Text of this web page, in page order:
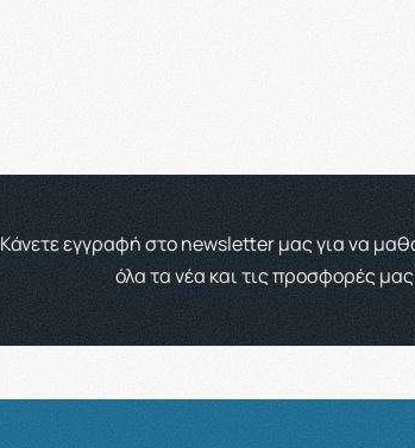
Κάνετε εγγραφή στο newsletter μας για να
όλα τα νέα και τις προσφορές